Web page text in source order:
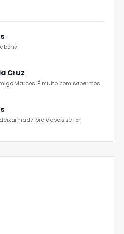
Cruz
Marcos. É muito bom sabermos
nada pra depois,se for